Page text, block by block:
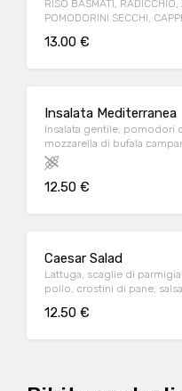
RISO BASMATI,
POMODORINI SECCHI,
13.00 €
Insalata Mediterranea
Insalata gentile, pomodori
mozzarella di bufala
tonno, carote
12.50 €
Caesar Salad
Lattuga, scaglie di
pollo, crostini di pane,
12.50 €